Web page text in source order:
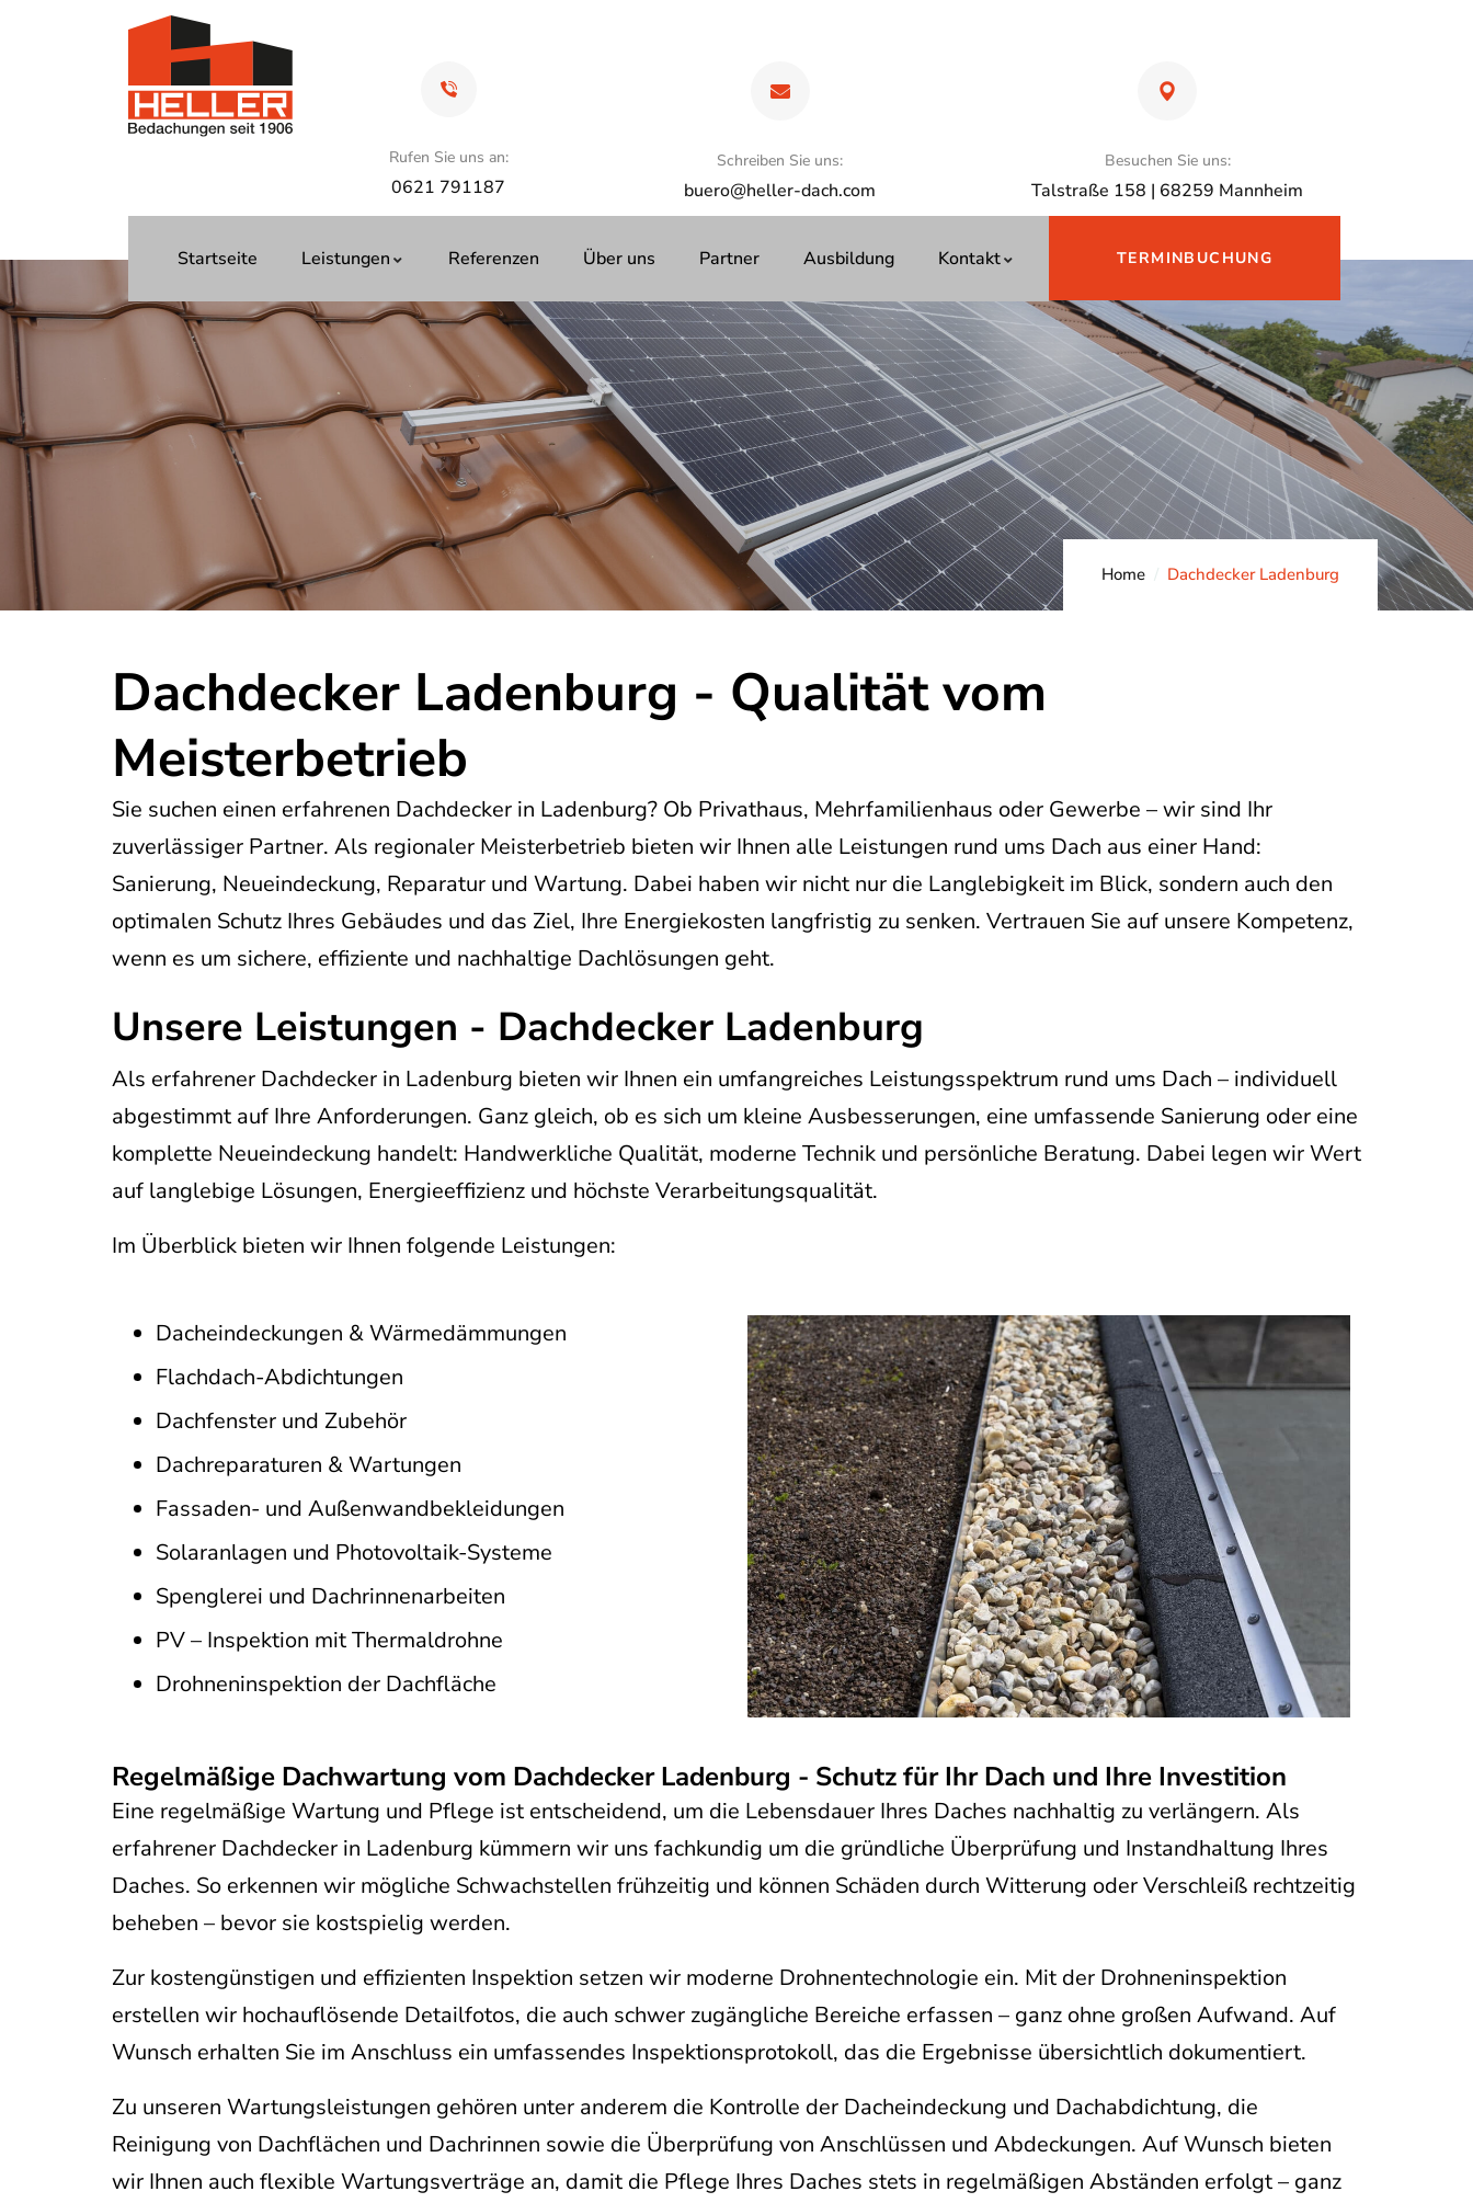
Rufen Sie uns an:
0621 791187
Schreiben Sie uns:
buero@heller-dach.com
Besuchen Sie uns:
Talstraße 158 | 68259 Mannheim
Startseite Leistungen Referenzen Über uns Partner Ausbildung Kontakt TERMINBUCHUNG
Home Dachdecker Ladenburg
Dachdecker Ladenburg - Qualität vom
Meisterbetrieb
Sie suchen einen erfahrenen Dachdecker in Ladenburg? Ob Privathaus, Mehrfamilienhaus oder Gewerbe – wir sind Ihr
zuverlässiger Partner. Als regionaler Meisterbetrieb bieten wir Ihnen alle Leistungen rund ums Dach aus einer Hand:
Sanierung, Neueindeckung, Reparatur und Wartung. Dabei haben wir nicht nur die Langlebigkeit im Blick, sondern auch den
optimalen Schutz Ihres Gebäudes und das Ziel, Ihre Energiekosten langfristig zu senken. Vertrauen Sie auf unsere Kompetenz,
wenn es um sichere, effiziente und nachhaltige Dachlösungen geht.
Unsere Leistungen - Dachdecker Ladenburg
Als erfahrener Dachdecker in Ladenburg bieten wir Ihnen ein umfangreiches Leistungsspektrum rund ums Dach – individuell
abgestimmt auf Ihre Anforderungen. Ganz gleich, ob es sich um kleine Ausbesserungen, eine umfassende Sanierung oder eine
komplette Neueindeckung handelt: Handwerkliche Qualität, moderne Technik und persönliche Beratung. Dabei legen wir Wert
auf langlebige Lösungen, Energieeffizienz und höchste Verarbeitungsqualität.
Im Überblick bieten wir Ihnen folgende Leistungen:
Dacheindeckungen & Wärmedämmungen
Flachdach-Abdichtungen
Dachfenster und Zubehör
Dachreparaturen & Wartungen
Fassaden- und Außenwandbekleidungen
Solaranlagen und Photovoltaik-Systeme
Spenglerei und Dachrinnenarbeiten
PV – Inspektion mit Thermaldrohne
Drohneninspektion der Dachfläche
Regelmäßige Dachwartung vom Dachdecker Ladenburg - Schutz für Ihr Dach und Ihre Investition
Eine regelmäßige Wartung und Pflege ist entscheidend, um die Lebensdauer Ihres Daches nachhaltig zu verlängern. Als
erfahrener Dachdecker in Ladenburg kümmern wir uns fachkundig um die gründliche Überprüfung und Instandhaltung Ihres
Daches. So erkennen wir mögliche Schwachstellen frühzeitig und können Schäden durch Witterung oder Verschleiß rechtzeitig
beheben – bevor sie kostspielig werden.
Zur kostengünstigen und effizienten Inspektion setzen wir moderne Drohnentechnologie ein. Mit der Drohneninspektion
erstellen wir hochauflösende Detailfotos, die auch schwer zugängliche Bereiche erfassen – ganz ohne großen Aufwand. Auf
Wunsch erhalten Sie im Anschluss ein umfassendes Inspektionsprotokoll, das die Ergebnisse übersichtlich dokumentiert.
Zu unseren Wartungsleistungen gehören unter anderem die Kontrolle der Dacheindeckung und Dachabdichtung, die
Reinigung von Dachflächen und Dachrinnen sowie die Überprüfung von Anschlüssen und Abdeckungen. Auf Wunsch bieten
wir Ihnen auch flexible Wartungsverträge an, damit die Pflege Ihres Daches stets in regelmäßigen Abständen erfolgt – ganz